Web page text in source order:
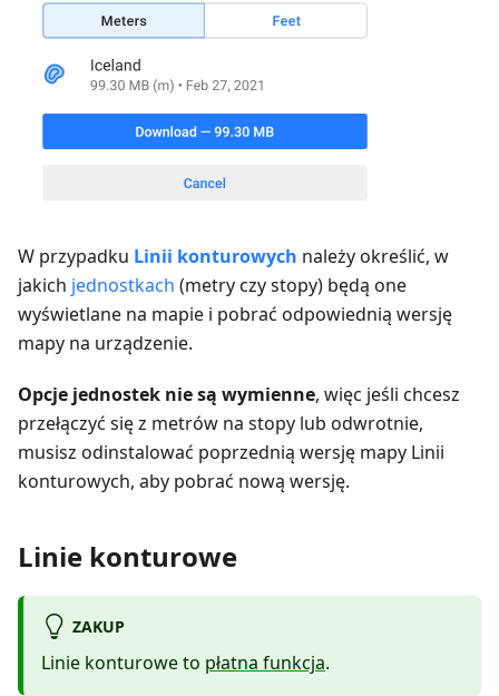
W przypadku Linii konturowych należy określić, w
jakich jednostkach (metry czy stopy) będą one
wyświetlane na mapie i pobrać odpowiednią wersję
mapy na urządzenie.
Opcje jednostek nie są wymienne, więc jeśli chcesz
przełączyć się z metrów na stopy lub odwrotnie,
musisz odinstalować poprzednią wersję mapy Linii
konturowych, aby pobrać nową wersję.
Linie konturowe
ZAKUP
Linie konturowe to płatna funkcja.